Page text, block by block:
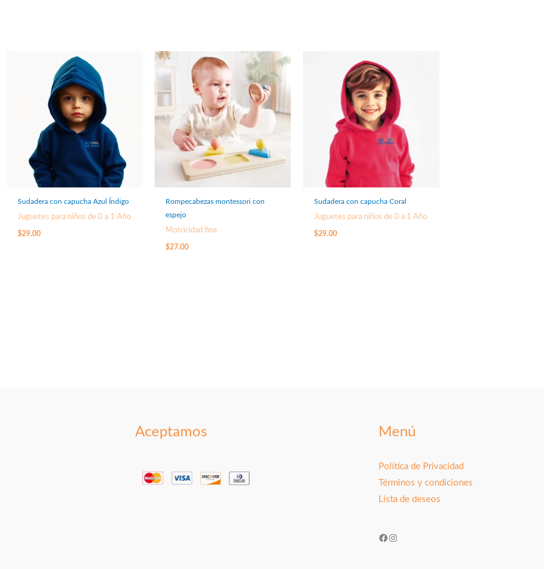
Sudadera con capucha Azul Índigo
Juguetes para niños de 0 a 1 Año
$29.00
Rompecabezas montessori con
espejo
Motricidad fina
$27.00
Sudadera con capucha Coral
Juguetes para niños de 0 a 1 Año
$29.00
Aceptamos Menú
Política de Privacidad
Términos y condiciones
Lista de deseos
Facebook
Instagram